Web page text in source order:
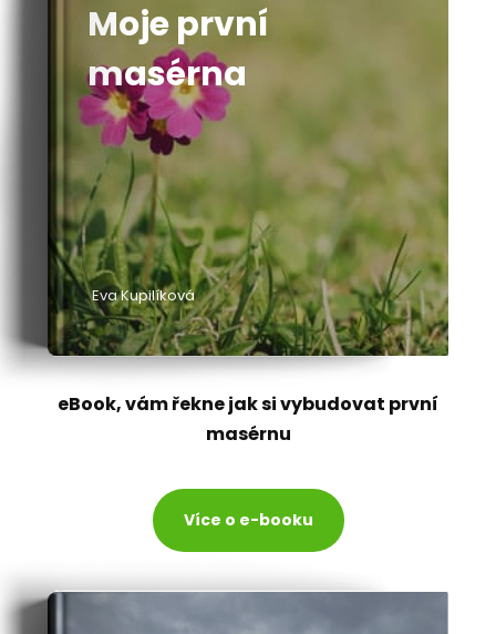
Moje první
masérna
Eva Kupilíková
eBook, vám řekne jak si vybudovat první
masérnu
Více o e-booku